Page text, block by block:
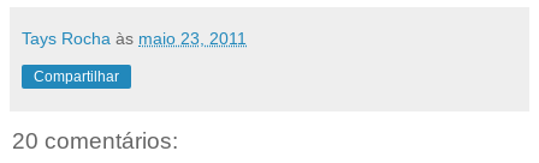
Tays Rocha às maio 23, 2011
Compartilhar
20 comentários: